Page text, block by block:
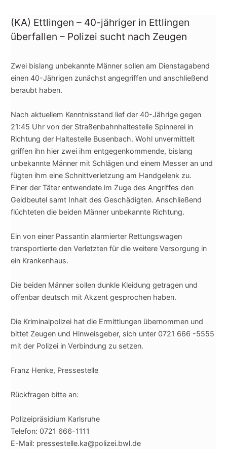
(KA) Ettlingen – 40-jähriger in Ettlingen
überfallen – Polizei sucht nach Zeugen
Zwei bislang unbekannte Männer sollen am Dienstagabend
einen 40-Jährigen zunächst angegriffen und anschließend
beraubt haben.
Nach aktuellem Kenntnisstand lief der 40-Jährige gegen
21:45 Uhr von der Straßenbahnhaltestelle Spinnerei in
Richtung der Haltestelle Busenbach. Wohl unvermittelt
griffen ihn hier zwei ihm entgegenkommende, bislang
unbekannte Männer mit Schlägen und einem Messer anund
fügten ihm eine Schnittverletzung am Handgelenk zu.
Einer der Täter entwendete im Zuge des Angriffes den
Geldbeutel samt Inhalt des Geschädigten. Anschließend
flüchteten die beiden Männer unbekannte Richtung.
Ein von einer Passantin alarmierter Rettungswagen
transportierte den Verletzten für die weitere Versorgung in
ein Krankenhaus.
Die beiden Männer sollen dunkle Kleidung getragen und
offenbar deutsch mit Akzent gesprochen haben.
Die Kriminalpolizei hat die Ermittlungen übernommen und
bittet Zeugen und Hinweisgeber, sich unter 0721 666 -5555
mit der Polizei in Verbindung zu setzen.
Franz Henke, Pressestelle
Rückfragen bitte an:
Polizeipräsidium Karlsruhe
Telefon: 0721 666-1111
E-Mail: pressestelle.ka@polizei.bwl.de